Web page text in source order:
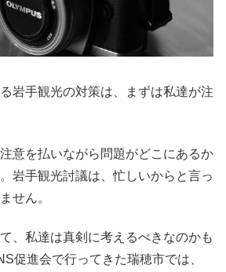
岩手観光の対策は、まずは私達が注
意を払いながら問題がどこにあるか
岩手観光討議は、忙しいからと言っ
せん。
、私達は真剣に考えるべきなのかも
促進会で行ってきた瑞穂市では、